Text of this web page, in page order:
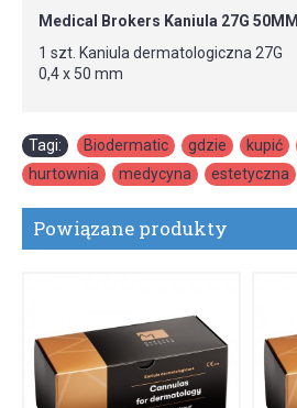
Medical Brokers Kaniula 27G 50MM
1 szt. Kaniula dermatologiczna 27G
0,4 x 50 mm
Tagi: Biodermatic gdzie kupić
hurtownia
medycyna estetyczna
Powiązane produkty